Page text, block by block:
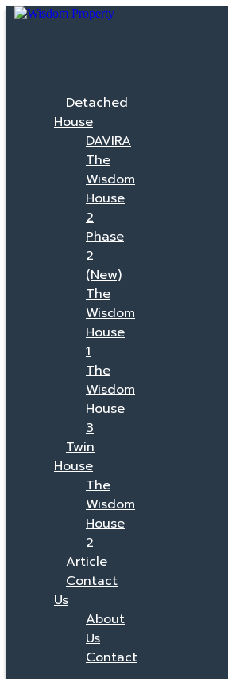
Detached
House
DAVIRA
The
Wisdom
House
2
Phase
2
(New)
The
Wisdom
House
1
The
Wisdom
House
3
Twin
House
The
Wisdom
House
2
Article
Contact
Us
About
Us
Contact